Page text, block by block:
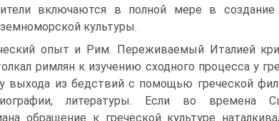
включаются в полной мере в создание
культуры.
опыт и Рим. Переживаемый Италией
римлян к изучению сходного процесса у
выхода из бедствий с помощью греческой
литературы. Если во времена
обращение к греческой культуре